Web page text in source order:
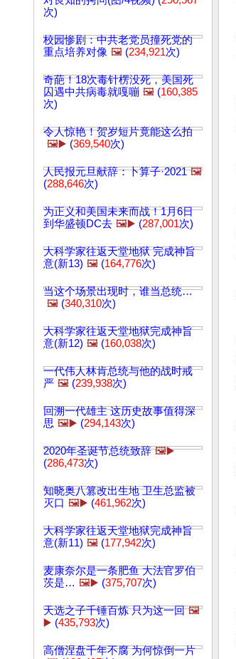
次)
校园惨剧：中共老党员撞死党的
重点培养对像 🖼️ (234,921次)
奇葩！18次毒针楞没死，美国死
囚遇中共病毒就嘎嘣 🖼️ (160,385
次)
令人惊艳！贺岁短片竟能这么拍
🖼️▶️ (369,540次)
人民报元旦献辞：卜算子·2021 🖼️
(288,646次)
为正义和美国未来而战！1月6日
到华盛顿DC去 🖼️▶️ (287,001次)
大科学家往返天堂地狱 完成神旨
意(新13) 🖼️ (164,776次)
当这个场景出现时，谁当总统…
🖼️ (340,310次)
大科学家往返天堂地狱完成神旨
意(新12) 🖼️ (160,038次)
一代伟人林肯总统与他的战时戒
严 🖼️ (239,938次)
回溯一代雄主 这历史故事值得深
思 🖼️▶️ (294,143次)
2020年圣诞节总统致辞 🖼️▶️
(286,473次)
知晓奥八篡改出生地 卫生总监被
灭口 🖼️▶️ (461,962次)
大科学家往返天堂地狱完成神旨
意(新11) 🖼️ (177,942次)
麦康奈尔是一条肥鱼 大法官罗伯
茨是… 🖼️▶️ (375,707次)
天选之子千锤百炼 只为这一回 🖼️
▶️ (435,793次)
高僧涅盘千年不腐 为何惊倒一片